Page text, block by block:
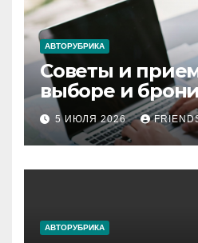
АВТОРУБРИКА
Советы и
выборе и
авиабилетов
5 ИЮЛЯ 2026
АВТОРУБРИКА